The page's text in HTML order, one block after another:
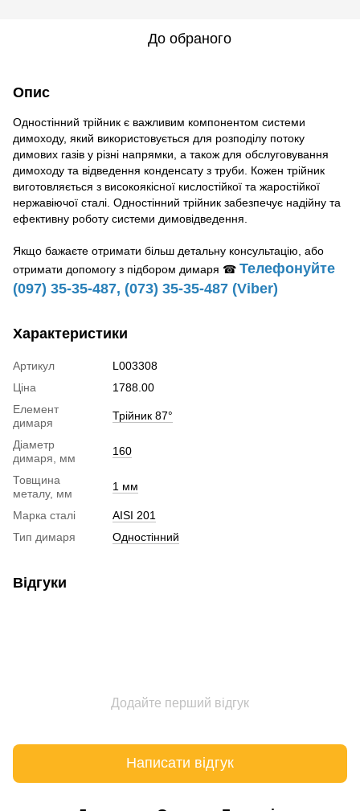
До обраного
Опис
Одностінний трійник є важливим компонентом системи
димоходу, який використовується для розподілу потоку
димових газів у різні напрямки, а також для обслуговування
димоходу та відведення конденсату з труби. Кожен трійник
виготовляється з високоякісної кислостійкої та жаростійкої
нержавіючої сталі. Одностінний трійник забезпечує надійну та
ефективну роботу системи димовідведення.
Якщо бажаєте отримати більш детальну консультацію, або
отримати допомогу з підбором димаря ☎ Телефонуйте
(097) 35-35-487, (073) 35-35-487 (Viber)
Характеристики
Артикул
L003308
Ціна
1788.00
Елемент
димаря
Трійник 87°
Діаметр
димаря, мм
160
Товщина
металу, мм
1 мм
Марка сталі
AISI 201
Тип димаря
Одностінний
Відгуки
Додайте перший відгук
Написати відгук